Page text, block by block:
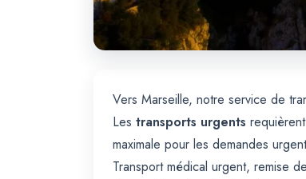
Vers Marseille, notre service de
Les transports urgents
maximale pour les demandes
Transport médical urgent, remise